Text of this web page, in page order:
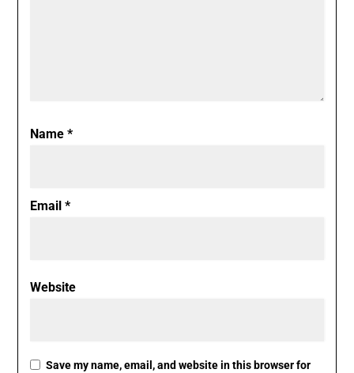
Name*
Email*
Website
Save my name, email, and website in this browser for